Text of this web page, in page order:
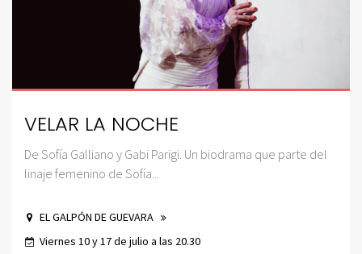
VELAR LA NOCHE
De Sofía Galliano y Gabi Parigi. Un biodrama que parte del
linaje femenino de Sofía...
EL GALPÓN DE GUEVARA
Viernes 10 y 17 de julio a las 20.30